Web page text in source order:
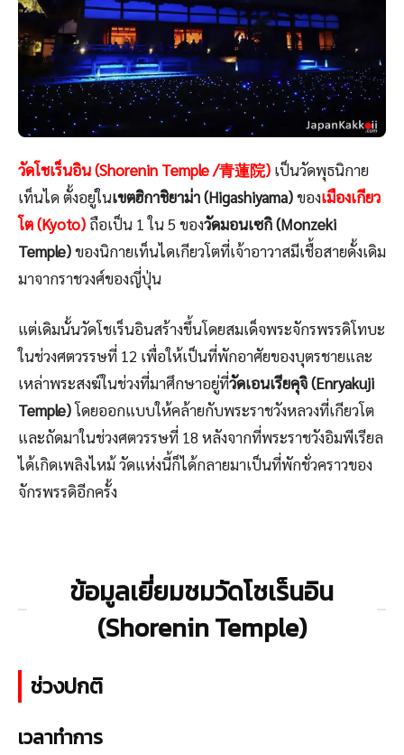
วัดโชเร็นอิน (Shorenin Temple /青蓮院) เป็นวัดพุธนิกาย
เท็นได ตั้งอยู่ในเขตฮิกาชิยาม่า (Higashiyama)ของเมืองเกียว
โต (Kyoto) ถือเป็น 1 ใน 5 ของวัดมอนเซกิ (Monzeki
Temple)ของนิกายเท็นไดเกียวโตที่เจ้าอาวาสมีเชื้อสายดั้งเดิม
มาจากราชวงศ์ของญี่ปุ่น
แต่เดิมนั้นวัดโชเร็นอินสร้างขึ้นโดยสมเด็จพระจักรพรรดิโทบะ
ในช่วงศตวรรษที่ 12 เพื่อให้เป็นที่พักอาศัยของบุตรชายและ
เหล่าพระสงฆ์ในช่วงที่มาศึกษาอยู่ที่วัดเอนเรียคุจิ (Enryakuji
Temple)โดยออกแบบให้คล้ายกับพระราชวังหลวงที่เกียวโต
และถัดมาในช่วงศตวรรษที่ 18 หลังจากที่พระราชวังอิมพีเรียล
ได้เกิดเพลิงไหม้ วัดแห่งนี้ก็ได้กลายมาเป็นที่พักชั่วคราวของ
จักรพรรดิอีกครั้ง
ข้อมูลเยี่ยมชมวัดโชเร็นอิน
(Shorenin Temple)
ช่วงปกติ
เวลาทำการ